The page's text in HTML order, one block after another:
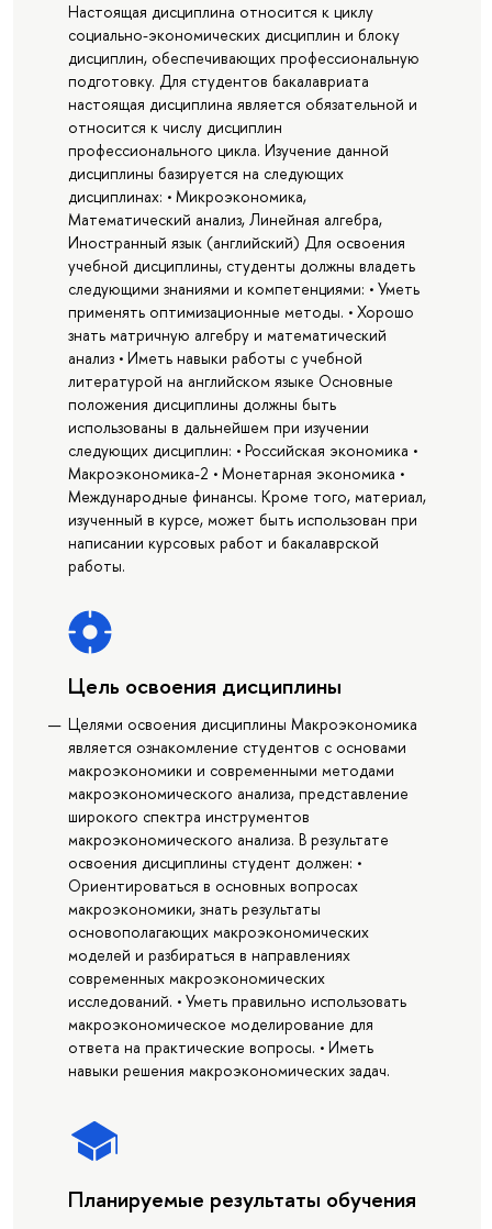
Настоящая дисциплина относится к циклу
социально-экономических дисциплин и блоку
дисциплин, обеспечивающих профессиональную
подготовку. Для студентов бакалавриата
настоящая дисциплина является обязательной и
относится к числу дисциплин
профессионального цикла. Изучение данной
дисциплины базируется на следующих
дисциплинах: • Микроэкономика,
Математический анализ, Линейная алгебра,
Иностранный язык (английский) Для освоения
учебной дисциплины, студенты должны владеть
следующими знаниями и компетенциями: • Уметь
применять оптимизационные методы. • Хорошо
знать матричную алгебру и математический
анализ • Иметь навыки работы с учебной
литературой на английском языке Основные
положения дисциплины должны быть
использованы в дальнейшем при изучении
следующих дисциплин: • Российская экономика •
Макроэкономика-2 • Монетарная экономика •
Международные финансы. Кроме того, материал,
изученный в курсе, может быть использован при
написании курсовых работ и бакалаврской
работы.
Цель освоения дисциплины
Целями освоения дисциплины Макроэкономика
является ознакомление студентов с основами
макроэкономики и современными методами
макроэкономического анализа, представление
широкого спектра инструментов
макроэкономического анализа. В результате
освоения дисциплины студент должен: •
Ориентироваться в основных вопросах
макроэкономики, знать результаты
основополагающих макроэкономических
моделей и разбираться в направлениях
современных макроэкономических
исследований. • Уметь правильно использовать
макроэкономическое моделирование для
ответа на практические вопросы. • Иметь
навыки решения макроэкономических задач.
Планируемые результаты обучения